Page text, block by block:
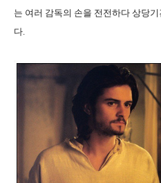
는 여러 감독의 손을 전전하다 상당
다.